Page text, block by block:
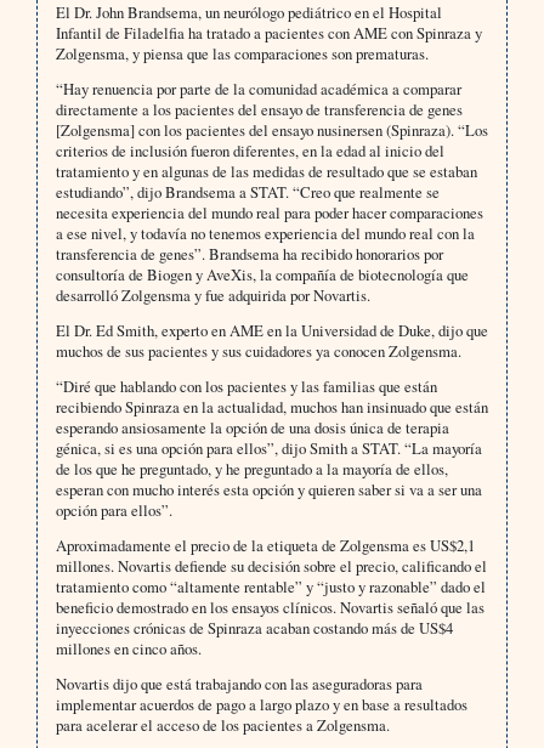
El Dr. John Brandsema, un neurólogo pediátrico en el Hospital
Infantil de Filadelfia ha tratado a pacientes con AME con Spinraza y
Zolgensma, y piensa que las comparaciones son prematuras.
“Hay renuencia por parte de la comunidad académica a comparar
directamente a los pacientes del ensayo de transferencia de genes
[Zolgensma] con los pacientes del ensayo nusinersen (Spinraza). “Los
criterios de inclusión fueron diferentes, en la edad al inicio del
tratamiento y en algunas de las medidas de resultado que se estaban
estudiando”, dijo Brandsema a STAT. “Creo que realmente se
necesita experiencia del mundo real para poder hacer comparaciones
a ese nivel, y todavía no tenemos experiencia del mundo real con la
transferencia de genes”. Brandsema ha recibido honorarios por
consultoría de Biogen y AveXis, la compañía de biotecnología que
desarrolló Zolgensma y fue adquirida por Novartis.
El Dr. Ed Smith, experto en AME en la Universidad de Duke, dijo que
muchos de sus pacientes y sus cuidadores ya conocen Zolgensma.
“Diré que hablando con los pacientes y las familias que están
recibiendo Spinraza en la actualidad, muchos han insinuado que están
esperando ansiosamente la opción de una dosis única de terapia
génica, si es una opción para ellos”, dijo Smith a STAT. “La mayoría
de los que he preguntado, y he preguntado a la mayoría de ellos,
esperan con mucho interés esta opción y quieren saber si va a ser una
opción para ellos”.
Aproximadamente el precio de la etiqueta de Zolgensma es US$2,1
millones. Novartis defiende su decisión sobre el precio, calificando el
tratamiento como “altamente rentable” y “justo y razonable” dado el
beneficio demostrado en los ensayos clínicos. Novartis señaló que las
inyecciones crónicas de Spinraza acaban costando más de US$4
millones en cinco años.
Novartis dijo que está trabajando con las aseguradoras para
implementar acuerdos de pago a largo plazo y en base a resultados
para acelerar el acceso de los pacientes a Zolgensma.